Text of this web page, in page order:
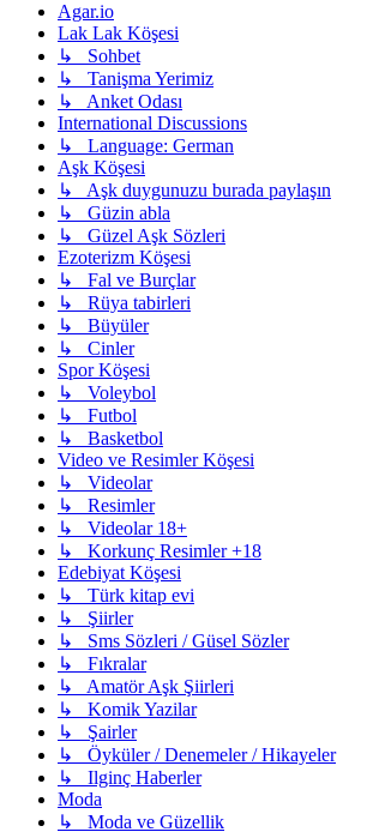
Agar.io
Lak Lak Köşesi
↳ Sohbet
↳ Tanişma Yerimiz
↳ Anket Odası
International Discussions
↳ Language: German
Aşk Köşesi
↳ Aşk duygunuzu burada paylaşın
↳ Güzin abla
↳ Güzel Aşk Sözleri
Ezoterizm Köşesi
↳ Fal ve Burçlar
↳ Rüya tabirleri
↳ Büyüler
↳ Cinler
Spor Köşesi
↳ Voleybol
↳ Futbol
↳ Basketbol
Video ve Resimler Köşesi
↳ Videolar
↳ Resimler
↳ Videolar 18+
↳ Korkunç Resimler +18
Edebiyat Köşesi
↳ Türk kitap evi
↳ Şiirler
↳ Sms Sözleri / Güsel Sözler
↳ Fıkralar
↳ Amatör Aşk Şiirleri
↳ Komik Yazilar
↳ Şairler
↳ Öyküler / Denemeler / Hikayeler
↳ Ilginç Haberler
Moda
↳ Moda ve Güzellik